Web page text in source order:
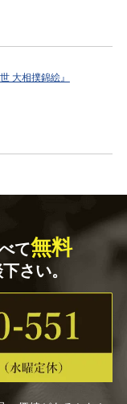
大相撲錦絵』
て無料
さい。